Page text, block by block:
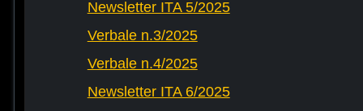
Newsletter ITA 5/2025
Verbale n.3/2025
Verbale n.4/2025
Newsletter ITA 6/2025